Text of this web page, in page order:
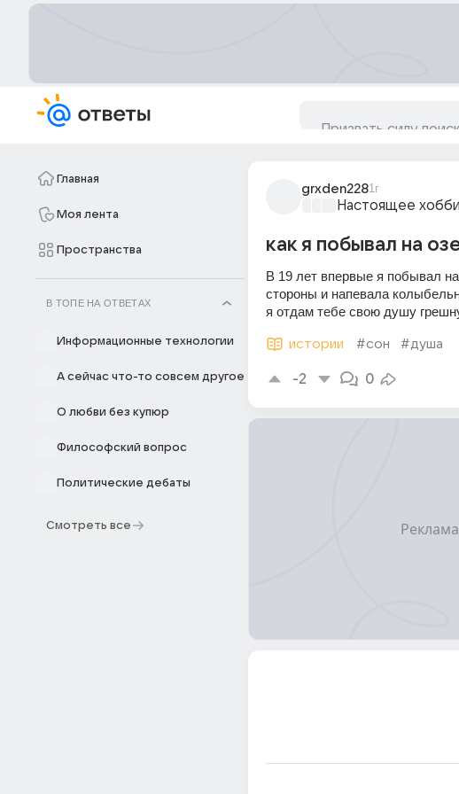
Главная
Моя лента
Пространства
В ТОПЕ НА ОТВЕТАХ
Информационные технологии
А сейчас что-то совсем другое
О любви без купюр
Философский вопрос
Политические дебаты
Смотреть все
grxden2281г
Настоящее хобби
как я побывал на
В 19 лет впервые я побывал
стороны и напевала
я отдам тебе свою душу
истории #сон #душа
-2 0